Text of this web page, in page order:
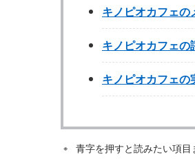
キノピオカフェの
キノピオカフェの
キノピオカフェの
青字を押すと読みたい項目